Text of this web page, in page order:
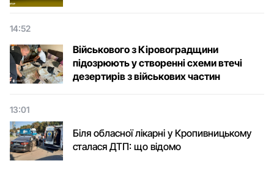
14:52
Військового з Кіровоградщини
підозрюють у створенні схеми втечі
дезертирів з військових частин
13:01
Біля обласної лікарні у Кропивницькому
сталася ДТП: що відомо